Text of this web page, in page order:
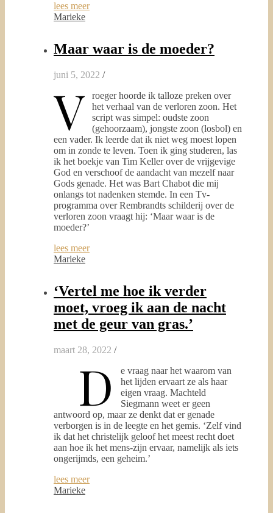
lees meer
Marieke
Maar waar is de moeder?
juni 5, 2022 /
V
roeger hoorde ik talloze preken over
het verhaal van de verloren zoon. Het
script was simpel: oudste zoon
(gehoorzaam), jongste zoon (losbol) en
een vader. Ik leerde dat ik niet weg moest lopen
om in zonde te leven. Toen ik ging studeren, las
ik het boekje van Tim Keller over de vrijgevige
God en verschoof de aandacht van mezelf naar
Gods genade. Het was Bart Chabot die mij
onlangs tot nadenken stemde. In een Tv-
programma over Rembrandts schilderij over de
verloren zoon vraagt hij: ‘Maar waar is de
moeder?’
lees meer
Marieke
‘Vertel me hoe ik verder
moet, vroeg ik aan de nacht
met de geur van gras.’
maart 28, 2022 /
D
e vraag naar het waarom van
het lijden ervaart ze als haar
eigen vraag. Machteld
Siegmann weet er geen
antwoord op, maar ze denkt dat er genade
verborgen is in de leegte en het gemis. ‘Zelf vind
ik dat het christelijk geloof het meest recht doet
aan hoe ik het mens-zijn ervaar, namelijk als iets
ongerijmds, een geheim.’
lees meer
Marieke